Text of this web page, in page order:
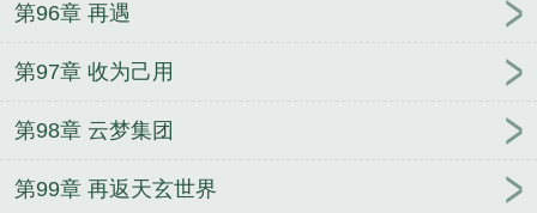
第96章 再遇
第97章 收为己用
第98章 云梦集团
第99章 再返天玄世界